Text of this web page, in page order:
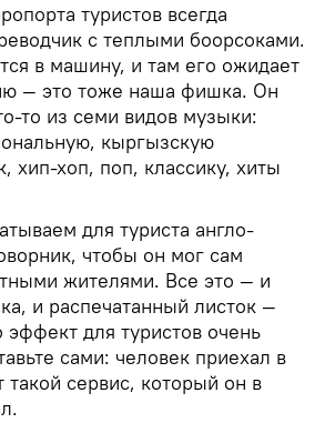
туристов всегда
с теплыми боорсоками.
в машину, и там его ожидает
— это тоже наша фишка. Он
то из семи видов музыки:
кыргызскую
хип-хоп, поп, классику, хиты
для туриста англо-
чтобы он мог сам
жителями. Все это — и
и распечатанный листок —
эффект для туристов очень
сами: человек приехал в
такой сервис, который он в